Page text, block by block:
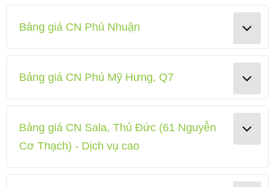
Bảng giá CN Phú Nhuận
Bảng giá CN Phú Mỹ Hưng, Q7
Bảng giá CN Sala, Thủ Đức (61 Nguyễn
Cơ Thạch) - Dịch vụ cao